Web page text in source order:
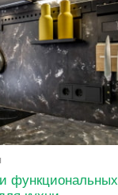
функциональных